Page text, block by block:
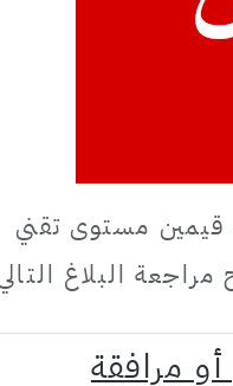
قيمين مستوى تقني
مرافقة